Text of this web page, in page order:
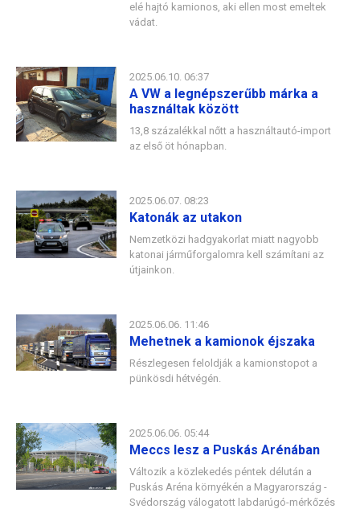
elé hajtó kamionos, aki ellen most emeltek
vádat.
2025.06.10. 06:37
A VW a legnépszerűbb márka a
használtak között
13,8 százalékkal nőtt a használtautó-import
az első öt hónapban.
2025.06.07. 08:23
Katonák az utakon
Nemzetközi hadgyakorlat miatt nagyobb
katonai járműforgalomra kell számítani az
útjainkon.
2025.06.06. 11:46
Mehetnek a kamionok éjszaka
Részlegesen feloldják a kamionstopot a
pünkösdi hétvégén.
2025.06.06. 05:44
Meccs lesz a Puskás Arénában
Változik a közlekedés péntek délután a
Puskás Aréna környékén a Magyarország -
Svédország válogatott labdarúgó-mérkőzés